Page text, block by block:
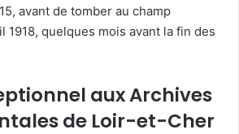
avant de tomber au champ
1918, quelques mois avant la fin des
aux Archives
de Loir-et-Cher